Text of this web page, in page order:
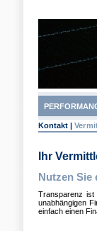
Kontakt |
Ihr
Nutzen
Transparenz
unabhängigen
einfach einen